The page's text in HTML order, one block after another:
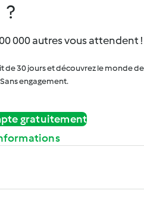
?
000 autres vous attendent !
de 30 jours et découvrez le monde de
engagement.
gratuitement